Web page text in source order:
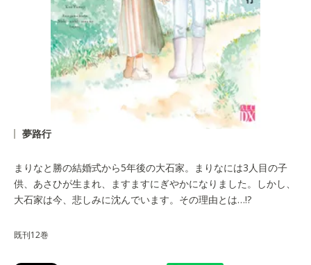
夢路行
まりなと勝の結婚式から5年後の大石家。まりなには3人目の子
供、あさひが生まれ、ますますにぎやかになりました。しかし、
大石家は今、悲しみに沈んでいます。その理由とは…!?
既刊12巻